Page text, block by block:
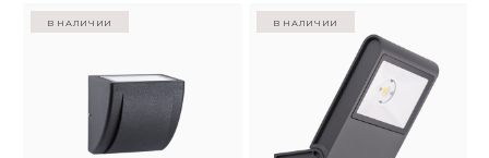
в наличии в наличии